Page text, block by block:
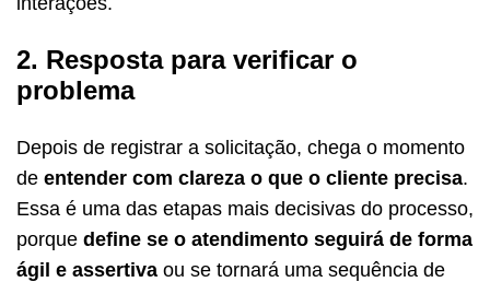
2. Resposta para verificar o
problema
Depois de registrar a solicitação, chega o momento
de entender com clareza o que o cliente precisa.
Essa é uma das etapas mais decisivas do processo,
porque define se o atendimento seguirá de forma
ágil e assertiva ou se tornará uma sequência de